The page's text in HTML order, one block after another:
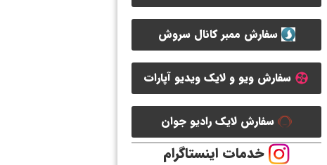
سفارش ممبر کانال سروش
سفارش ویو و لایک ویدیو آپارات
سفارش لایک رادیو جوان
خدمات اینستاگرام